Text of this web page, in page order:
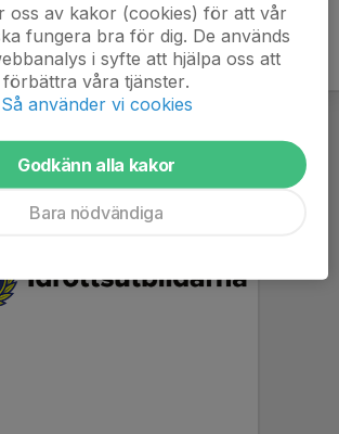
oss av kakor (cookies) för att vår
fungera bra för dig. De används
i syfte att hjälpa oss att
förbättra våra tjänster.
Så använder vi cookies
Godkänn alla kakor
Bara nödvändiga